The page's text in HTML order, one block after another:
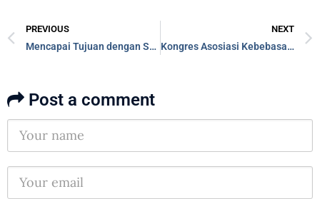
PREVIOUS
Mencapai Tujuan dengan SMART
NEXT
Kongres Asosiasi Kebebasan Beragama Sedunia, Maryland Washington DC 2023
Post a comment